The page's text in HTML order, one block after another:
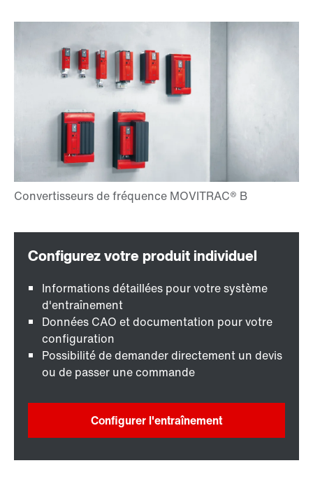
Informations détaillées pour votre système
d'entraînement
Données CAO et documentation pour votre
configuration
Possibilité de demander directement un devis
ou de passer une commande
Configurer l'entraînement